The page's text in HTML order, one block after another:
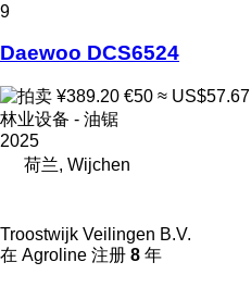
9
Daewoo DCS6524
¥389.20 €50 ≈ US$57.67
林业设备 - 油锯
2025
荷兰, Wijchen
Troostwijk Veilingen B.V.
在 Agroline 注册 8 年